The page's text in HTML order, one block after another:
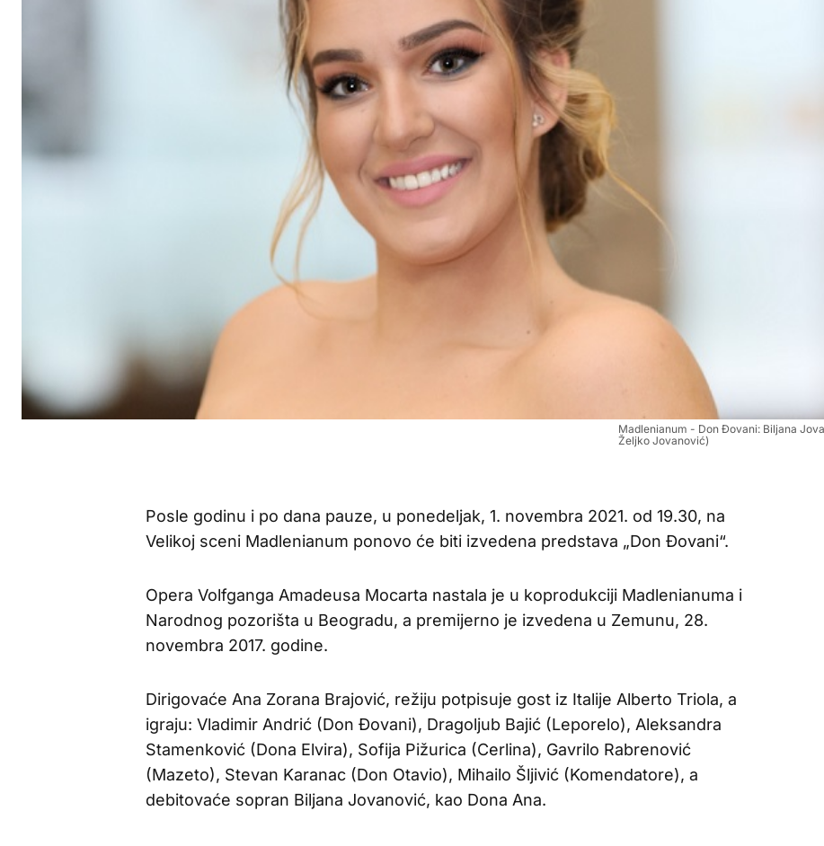
Madlenianum - Don Đovani: Biljana
Željko Jovanović)
Posle godinu i po dana pauze, u ponedeljak, 1. novembra 2021. od 19.30, na
Velikoj sceni Madlenianum ponovo će biti izvedena predstava „Don Đovani“.
Opera Volfganga Amadeusa Mocarta nastala je u koprodukciji Madlenianuma i
Narodnog pozorišta u Beogradu, a premijerno je izvedena u Zemunu, 28.
novembra 2017. godine.
Dirigovaće Ana Zorana Brajović, režiju potpisuje gost iz Italije Alberto Triola, a
igraju: Vladimir Andrić (Don Đovani), Dragoljub Bajić (Leporelo), Aleksandra
Stamenković (Dona Elvira), Sofija Pižurica (Cerlina), Gavrilo Rabrenović
(Mazeto), Stevan Karanac (Don Otavio), Mihailo Šljivić (Komendatore), a
debitovaće sopran Biljana Jovanović, kao Dona Ana.